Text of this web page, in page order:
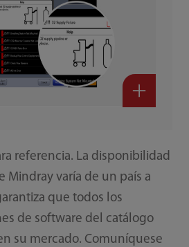
referencia. La disponibilidad
Mindray varía de un país a
que todos los
de software del catálogo
su mercado. Comuníquese